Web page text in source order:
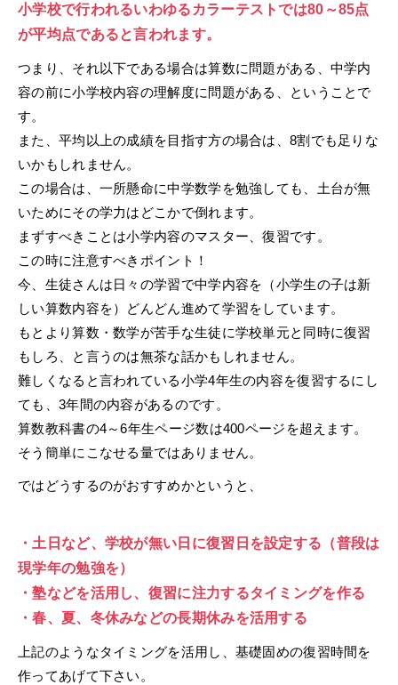
小学校で行われるいわゆるカラーテストでは80～85点
が平均点であると言われます。
つまり、それ以下である場合は算数に問題がある、中学内
容の前に小学校内容の理解度に問題がある、ということで
す。
また、平均以上の成績を目指す方の場合は、8割でも足りな
いかもしれません。
この場合は、一所懸命に中学数学を勉強しても、土台が無
いためにその学力はどこかで倒れます。
まずすべきことは小学内容のマスター、復習です。
この時に注意すべきポイント！
今、生徒さんは日々の学習で中学内容を（小学生の子は新
しい算数内容を）どんどん進めて学習をしています。
もとより算数・数学が苦手な生徒に学校単元と同時に復習
もしろ、と言うのは無茶な話かもしれません。
難しくなると言われている小学4年生の内容を復習するにし
ても、3年間の内容があるのです。
算数教科書の4～6年生ページ数は400ページを超えます。
そう簡単にこなせる量ではありません。
ではどうするのがおすすめかというと、
・土日など、学校が無い日に復習日を設定する（普段は
現学年の勉強を）
・塾などを活用し、復習に注力するタイミングを作る
・春、夏、冬休みなどの長期休みを活用する
上記のようなタイミングを活用し、基礎固めの復習時間を
作ってあげて下さい。